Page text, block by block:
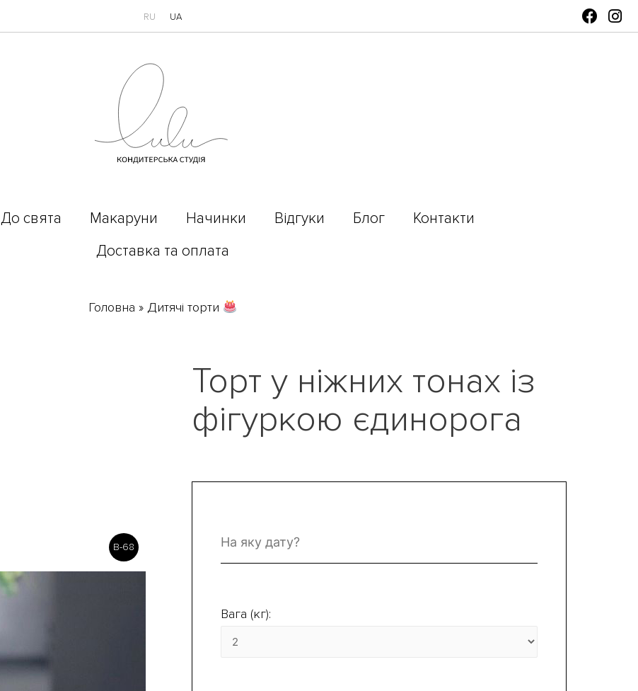
RU UA
До свята Макаруни Начинки Відгуки Блог
Контакти
Доставка та оплата
Головна » Дитячі торти
B-68
Торт у ніжних тонах із
фігуркою єдинорога
Вага (кг):